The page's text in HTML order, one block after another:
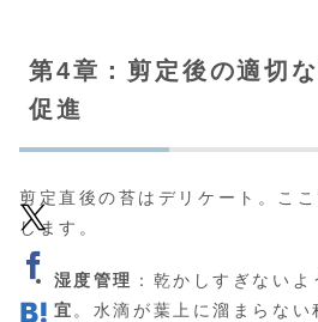
第4章：剪定後の適切
促進
剪定直後の苔はデリケート。こ
します。
湿度管理 ：乾かしすぎないよ
宜。水滴が葉上に溜まらない